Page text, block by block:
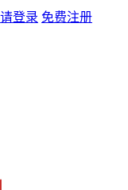
请登录 免费注册